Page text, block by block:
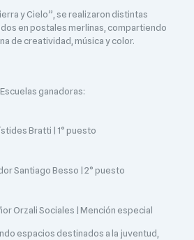
y Cielo”, se realizaron distintas
en postales merlinas, compartiendo
de creatividad, música y color.
Escuelas ganadoras:
Bratti | 1° puesto
Santiago Besso | 2° puesto
Orzali Sociales | Mención especial
espacios destinados a la juventud,